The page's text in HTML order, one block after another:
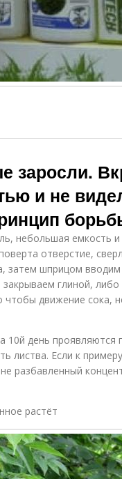
заросли.
и не
небольшая емкость
отверстие,
затем шприцом вводим
глиной,
чтобы движение сока,
10й день проявляются
листва. Если к
разбавленный
растёт